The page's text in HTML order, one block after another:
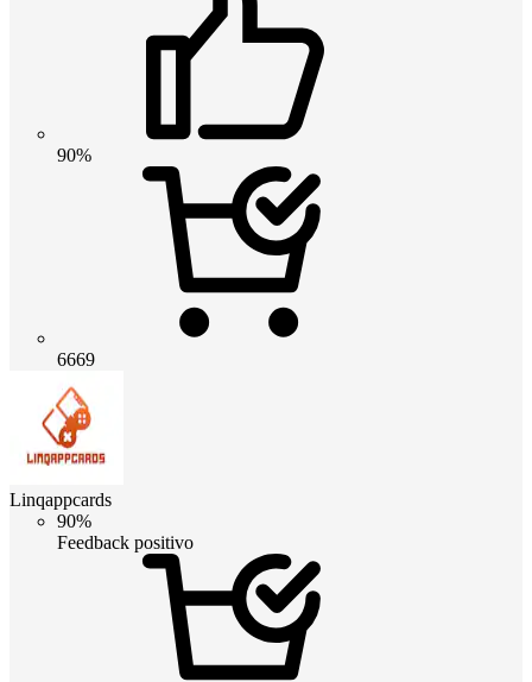
90%
6669
Linqappcards
90%
Feedback positivo